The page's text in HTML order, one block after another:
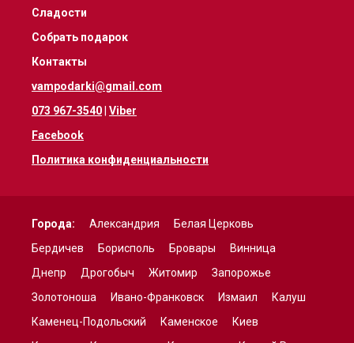
Сладости
Собрать подарок
Контакты
vampodarki@gmail.com
073 967-3540 Viber
Facebook
Политика конфиденциальности
Города: Александрия
Белая Церковь
Бердичев
Борисполь Бровары
Винница
Днепр
Дрогобыч Житомир
Запорожье
Золотоноша
Ивано-Франковск Измаил
Калуш
Каменец-Подольский
Каменское
Киев